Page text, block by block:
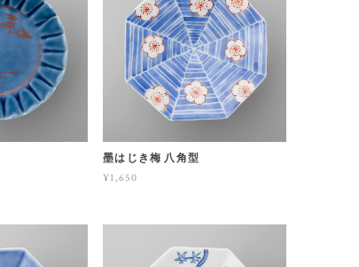
墨はじき梅 八角型
¥1,650